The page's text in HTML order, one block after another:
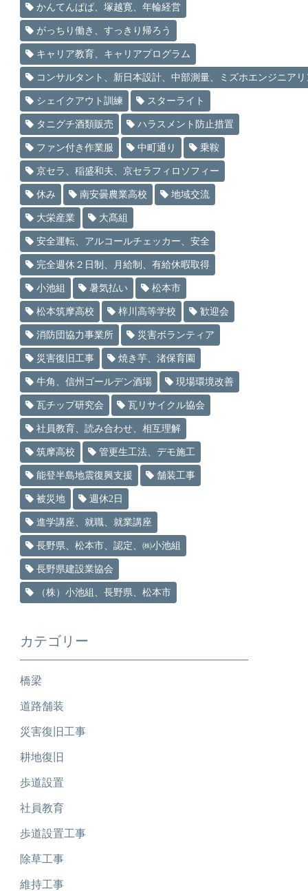
かんてんぱぱ、塚越寛、年輪経営
がっちり働き、すっきり帰ろう
キャリア教育、キャリアプログラム
コンサルタント、新日本設計、中部測量、ミズホエンジニアリ
シェイクアウト訓練 スターライト
タニグチ酒類販売 ハラスメント防止措置
ファン付き作業服 中町通り 乗鞍
京セラ、稲盛和夫、京セラフィロソフィー
休み 南安曇農業高校 地域交流
大栄産業 大髙組
安全運転、アルコールチェッカー、安全
完全週休２日制、月給制、有給休暇取得
小池組 暑気払い 松本市
松本筑摩高校 梓川高等学校 歓迎会
消防団協力事業所 災害ボランティア
災害復旧工事 焼き芋、渚保育園
牛角、信州ゴールデン酒場 現場環境改善
瓦チップ研究会 瓦リサイクル協会
社員教育、読み合わせ、相互理解
筑摩高校 管更生工法、デモ施工
能登半島地震復興支援 舗装工事
被災地 週休2日
進学講座、就職、就業講座
長野県、松本市、認定、㈱小池組
長野県建設業協会
（株）小池組、長野県、松本市
カテゴリー
橋梁
道路舗装
災害復旧工事
耕地復旧
歩道設置
社員教育
歩道設置工事
除草工事
維持工事